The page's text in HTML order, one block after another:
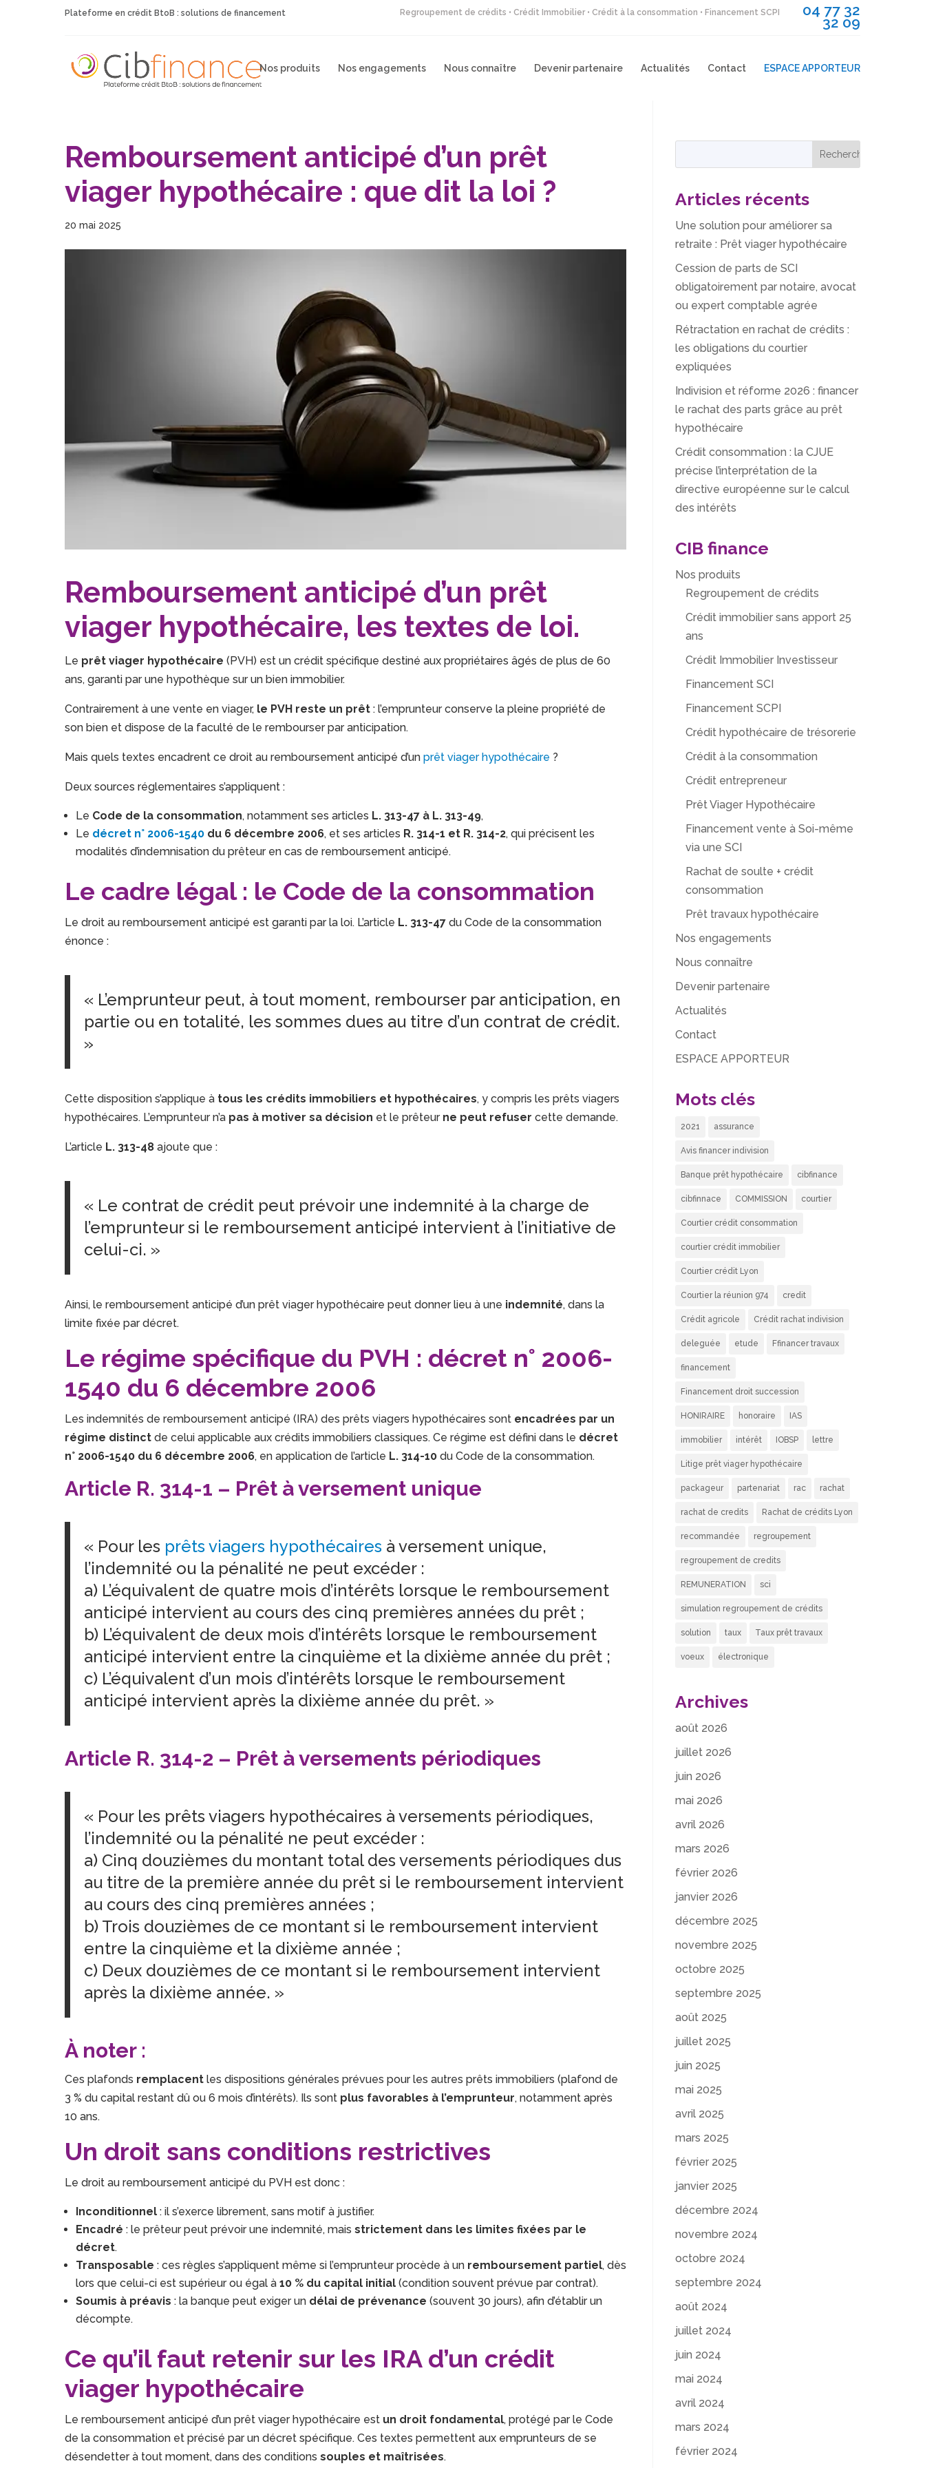
Plateforme en crédit BtoB : solutions de financement Regroupement de crédits • Crédit Immobilier • Crédit à la consommation • Financement SCPI 04 77 32
32 09
Nos produits Nos engagements Nous connaître Devenir partenaire Actualités Contact ESPACE APPORTEUR
Remboursement anticipé d’un prêt
viager hypothécaire : que dit la loi ?
20 mai 2025
Remboursement anticipé d’un prêt
viager hypothécaire, les textes de loi.
Le prêt viager hypothécaire (PVH) est un crédit spécifique destiné aux propriétaires âgés de plus de 60
ans, garanti par une hypothèque sur un bien immobilier.
Contrairement à une vente en viager, le PVH reste un prêt : l’emprunteur conserve la pleine propriété de
son bien et dispose de la faculté de le rembourser par anticipation.
Mais quels textes encadrent ce droit au remboursement anticipé d’unprêt viager hypothécaire ?
Deux sources réglementaires s’appliquent :
Le Code de la consommation, notamment ses articles L. 313-47 à L. 313-49,
Le décret n° 2006-1540 du 6 décembre 2006, et ses articles R. 314-1 et R. 314-2, qui précisent les
modalités d’indemnisation du prêteur en cas de remboursement anticipé.
Le cadre légal : le Code de la consommation
Le droit au remboursement anticipé est garanti par la loi. L’article L. 313-47 du Code de la consommation
énonce :
« L’emprunteur peut, à tout moment, rembourser par anticipation, en
partie ou en totalité, les sommes dues au titre d’un contrat de crédit.
»
Cette disposition s’applique à tous les crédits immobiliers et hypothécaires, y compris les prêts viagers
hypothécaires. L’emprunteur n’a pas à motiver sa décision et le prêteur ne peut refuser cette demande.
L’article L. 313-48 ajoute que :
« Le contrat de crédit peut prévoir une indemnité à la charge de
l’emprunteur si le remboursement anticipé intervient à l’initiative de
celui-ci. »
Ainsi, le remboursement anticipé d’un prêt viager hypothécaire peut donner lieu à une indemnité, dans la
limite fixée par décret.
Le régime spécifique du PVH : décret n° 2006-
1540 du 6 décembre 2006
Les indemnités de remboursement anticipé (IRA) des prêts viagers hypothécaires sont encadrées par un
régime distinct de celui applicable aux crédits immobiliers classiques. Ce régime est défini dans le décret
n° 2006-1540 du 6 décembre 2006, en application de l’article L. 314-10 du Code de la consommation.
Article R. 314-1 – Prêt à versement unique
« Pour les prêts viagers hypothécaires à versement unique,
l’indemnité ou la pénalité ne peut excéder :
a) L’équivalent de quatre mois d’intérêts lorsque le remboursement
anticipé intervient au cours des cinq premières années du prêt ;
b) L’équivalent de deux mois d’intérêts lorsque le remboursement
anticipé intervient entre la cinquième et la dixième année du prêt ;
c) L’équivalent d’un mois d’intérêts lorsque le remboursement
anticipé intervient après la dixième année du prêt. »
Article R. 314-2 – Prêt à versements périodiques
« Pour les prêts viagers hypothécaires à versements périodiques,
l’indemnité ou la pénalité ne peut excéder :
a) Cinq douzièmes du montant total des versements périodiques dus
au titre de la première année du prêt si le remboursement intervient
au cours des cinq premières années ;
b) Trois douzièmes de ce montant si le remboursement intervient
entre la cinquième et la dixième année ;
c) Deux douzièmes de ce montant si le remboursement intervient
après la dixième année. »
À noter :
Ces plafonds remplacent les dispositions générales prévues pour les autres prêts immobiliers (plafond de
3 % du capital restant dû ou 6 mois d’intérêts). Ils sont plus favorables à l’emprunteur, notamment après
10 ans.
Un droit sans conditions restrictives
Le droit au remboursement anticipé du PVH est donc :
Inconditionnel : il s’exerce librement, sans motif à justifier.
Encadré : le prêteur peut prévoir une indemnité, maisstrictement dans les limites fixées par le
décret.
Transposable : ces règles s’appliquent même si l’emprunteur procède à un remboursement partiel, dès
lors que celui-ci est supérieur ou égal à10 % du capital initial (condition souvent prévue par contrat).
Soumis à préavis : la banque peut exiger un délai de prévenance (souvent 30 jours), afin d’établir un
décompte.
Ce qu’il faut retenir sur les IRA d’un crédit
viager hypothécaire
Le remboursement anticipé d’un prêt viager hypothécaire est un droit fondamental, protégé par le Code
de la consommation et précisé par un décret spécifique. Ces textes permettent aux emprunteurs de se
désendetter à tout moment, dans des conditionssouples et maîtrisées.
Articles récents
Une solution pour améliorer sa
retraite : Prêt viager hypothécaire
Cession de parts de SCI
obligatoirement par notaire, avocat
ou expert comptable agrée
Rétractation en rachat de crédits :
les obligations du courtier
expliquées
Indivision et réforme 2026 : financer
le rachat des parts grâce au prêt
hypothécaire
Crédit consommation : la CJUE
précise l’interprétation de la
directive européenne sur le calcul
des intérêts
CIB finance
Nos produits
Regroupement de crédits
Crédit immobilier sans apport 25
ans
Crédit Immobilier Investisseur
Financement SCI
Financement SCPI
Crédit hypothécaire de trésorerie
Crédit à la consommation
Crédit entrepreneur
Prêt Viager Hypothécaire
Financement vente à Soi-même
via une SCI
Rachat de soulte + crédit
consommation
Prêt travaux hypothécaire
Nos engagements
Nous connaître
Devenir partenaire
Actualités
Contact
ESPACE APPORTEUR
Mots clés
2021 assurance
Avis financer indivision
Banque prêt hypothécaire cibfinance
cibfinnace COMMISSION courtier
Courtier crédit consommation
courtier crédit immobilier
Courtier crédit Lyon
Courtier la réunion 974 credit
Crédit agricole Crédit rachat indivision
deleguée etude Ffinancer travaux
financement
Financement droit succession
HONIRAIRE honoraire IAS
immobilier intérêt IOBSP lettre
Litige prêt viager hypothécaire
packageur partenariat rac rachat
rachat de credits Rachat de crédits Lyon
recommandée regroupement
regroupement de credits
REMUNERATION sci
simulation regroupement de crédits
solution taux Taux prêt travaux
voeux électronique
Archives
août 2026
juillet 2026
juin 2026
mai 2026
avril 2026
mars 2026
février 2026
janvier 2026
décembre 2025
novembre 2025
octobre 2025
septembre 2025
août 2025
juillet 2025
juin 2025
mai 2025
avril 2025
mars 2025
février 2025
janvier 2025
décembre 2024
novembre 2024
octobre 2024
septembre 2024
août 2024
juillet 2024
juin 2024
mai 2024
avril 2024
mars 2024
février 2024